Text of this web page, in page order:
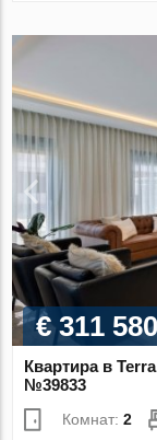
€ 311
Квартира в
№39833
Комнат:2